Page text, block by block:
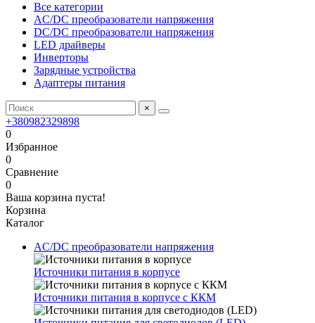
Все категории
AC/DC преобразователи напряжения
DC/DC преобразователи напряжения
LED драйверы
Инверторы
Зарядные устройства
Адаптеры питания
×
+380982329898
0
Избранное
0
Сравнение
0
Ваша корзина пуста!
Корзина
Каталог
AC/DC преобразователи напряжения
Источники питания в корпусе
Источники питания в корпусе с ККМ